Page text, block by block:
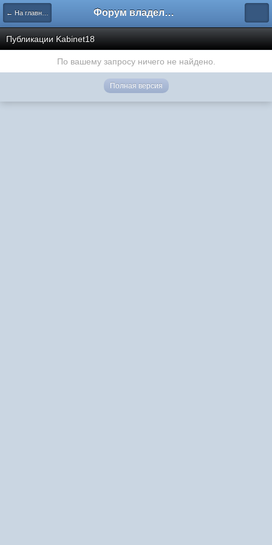
← На главную Форум владельцев интернет-магазинов
Публикации Kabinet18
По вашему запросу ничего не найдено.
Полная версия